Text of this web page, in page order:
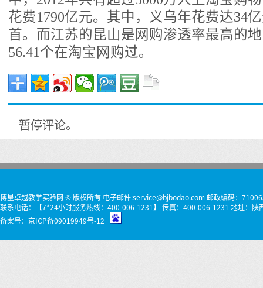
花费1790亿元。其中，义乌年花费达34
首。而江苏的昆山是网购渗透率最高的
56.41个在淘宝网购过。
暂停评论。
博星卓越教学实验网 © 版权所有 电子邮件:service@bjbodao.com 邮政编码：
联系电话：【7*24小时服务热线：400-006-1231】 传真：400-006-1231 地址：陕
备案号： 京ICP备09019949号-12